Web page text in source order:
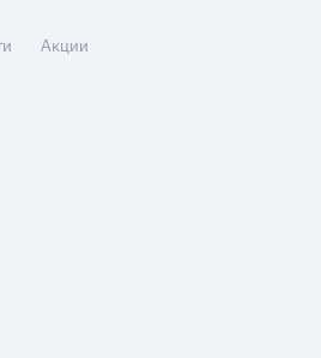
Акции